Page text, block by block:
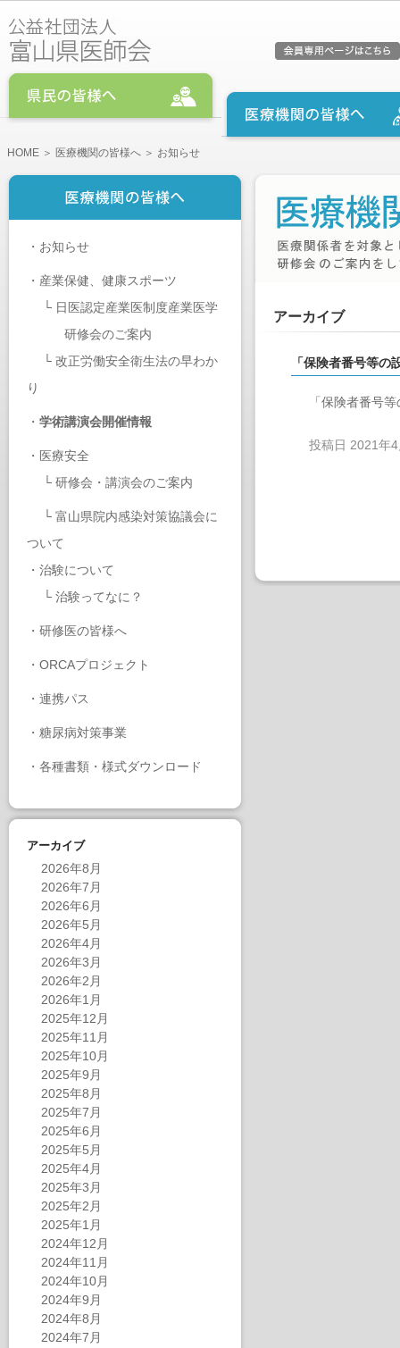
HOME ＞ 医療機関の皆様へ ＞ お知らせ
・ お知らせ
・ 産業保健、健康スポーツ
└ 日医認定産業医制度産業医学
研修会のご案内
└ 改正労働安全衛生法の早わか
り
・ 学術講演会開催情報
・ 医療安全
└ 研修会・講演会のご案内
└ 富山県院内感染対策協議会に
ついて
・ 治験について
└ 治験ってなに？
・ 研修医の皆様へ
・ ORCAプロジェクト
・ 連携パス
・ 糖尿病対策事業
・ 各種書類・様式ダウンロード
アーカイブ
2026年8月
2026年7月
2026年6月
2026年5月
2026年4月
2026年3月
2026年2月
2026年1月
2025年12月
2025年11月
2025年10月
2025年9月
2025年8月
2025年7月
2025年6月
2025年5月
2025年4月
2025年3月
2025年2月
2025年1月
2024年12月
2024年11月
2024年10月
2024年9月
2024年8月
2024年7月
アーカイブ
「保険者番号等
「保険者番号
投稿日 2021年